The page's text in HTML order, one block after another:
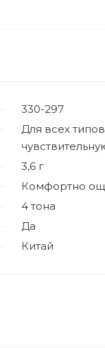
330-297
Для всех
3,6 г
Комфортно
4 тона
Да
Китай